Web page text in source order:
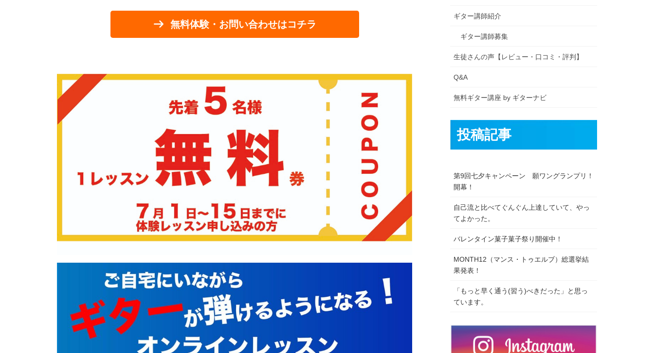
無料体験・お問い合わせはコチラ
ギター講師紹介
ギター講師募集
生徒さんの声【レビュー・口コミ・評判】
Q&A
無料ギター講座 by ギターナビ
投稿記事
第9回七夕キャンペーン 願ワングランプリ！
開幕！
自己流と比べてぐんぐん上達していて、やっ
てよかった。
バレンタイン菓子菓子祭り開催中！
MONTH12（マンス・トゥエルブ）総選挙結
果発表！
「もっと早く通う(習う)べきだった」と思っ
ています。